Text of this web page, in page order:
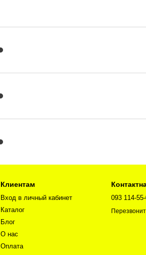
Клиентам
Вход в личный кабинет
Каталог
Блог
О нас
Оплата
093 114-